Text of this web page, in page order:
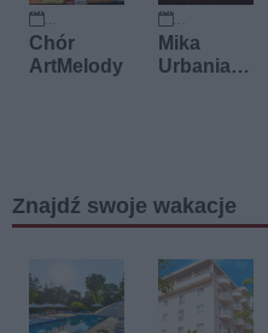
9 października 2026
Chór
ArtMelody
13 listopada 2026
Mika
Urbaniak
Znajdź swoje wakacje